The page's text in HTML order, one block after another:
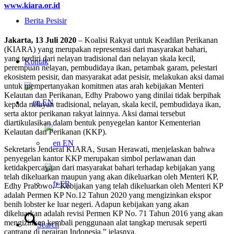
Berita Pesisir
Kontak
EN
EN
FR
Search
www.kiara.or.id
Jakarta, 13 Juli 2020 – Koalisi Rakyat untuk Keadilan Perikanan
(KIARA) yang merupakan representasi dari masyarakat bahari,
yang terdiri dari nelayan tradisional dan nelayan skala kecil,
perempuan nelayan, pembudidaya ikan, petambak garam, pelestari
ekosistem pesisir, dan masyarakat adat pesisir, melakukan aksi damai
untuk mempertanyakan komitmen atas arah kebijakan Menteri
Kelautan dan Perikanan, Edhy Prabowo yang dinilai tidak berpihak
kepada nelayan tradisional, nelayan, skala kecil, pembudidaya ikan,
serta aktor perikanan rakyat lainnya. Aksi damai tersebut
diartikulasikan dalam bentuk penyegelan kantor Kementerian
Kelautan dan Perikanan (KKP).
Sekretaris Jenderal KIARA, Susan Herawati, menjelaskan bahwa
penyegelan kantor KKP merupakan simbol perlawanan dan
ketidakpercayaan dari masyarakat bahari terhadap kebijakan yang
telah dikeluarkan maupun yang akan dikeluarkan oleh Menteri KP,
Edhy Prabowo. “Kebijakan yang telah dikeluarkan oleh Menteri KP
adalah Permen KP No.12 Tahun 2020 yang mengizinkan ekspor
benih lobster ke luar negeri. Adapun kebijakan yang akan
dikeluarkan adalah revisi Permen KP No. 71 Tahun 2016 yang akan
mengizinkan kembali penggunaan alat tangkap merusak seperti
cantrang di perairan Indonesia,” jelasnya.